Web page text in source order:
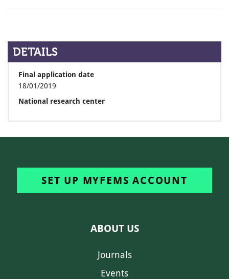
DETAILS
Final application date
18/01/2019
National research center
SET UP MYFEMS ACCOUNT
ABOUT US
Journals
Events